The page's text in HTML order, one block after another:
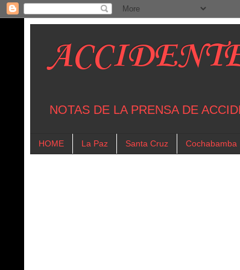
NOTAS DE LA PRENSA DE
HOME La Paz Santa Cruz Cochabamba